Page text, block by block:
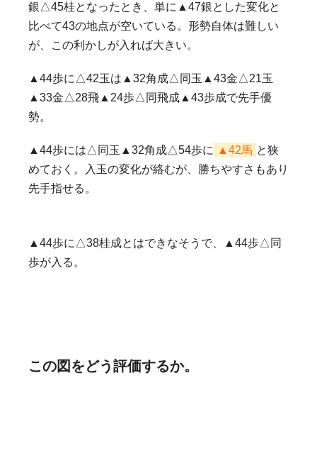
銀△45桂となったとき、単に▲47銀とした変化と
比べて43の地点が空いている。形勢自体は難しい
が、この利かしが入れば大きい。
▲44歩に△42玉は▲32角成△同玉▲43金△21玉
▲33金△28飛▲24歩△同飛成▲43歩成で先手優
勢。
▲44歩には△同玉▲32角成△54歩に ▲42馬 と狭
めておく。入玉の変化が絡むが、勝ちやすさもあり
先手指せる。
▲44歩に△38桂成とはできなそうで、▲44歩△同
歩が入る。
この図をどう評価するか。